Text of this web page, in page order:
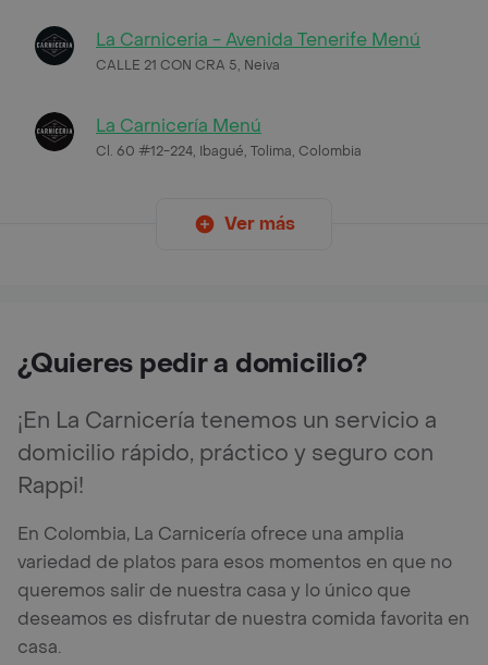
La Carniceria - Avenida Tenerife Menú
CALLE 21 CON CRA 5, Neiva
La Carnicería Menú
Cl. 60 #12-224, Ibagué, Tolima, Colombia
Ver más
¿Quieres pedir a domicilio?
¡En La Carnicería tenemos un servicio a
domicilio rápido, práctico y seguro con
Rappi!
En Colombia, La Carnicería ofrece una amplia
variedad de platos para esos momentos en que no
queremos salir de nuestra casa y lo único que
deseamos es disfrutar de nuestra comida favorita en
casa.